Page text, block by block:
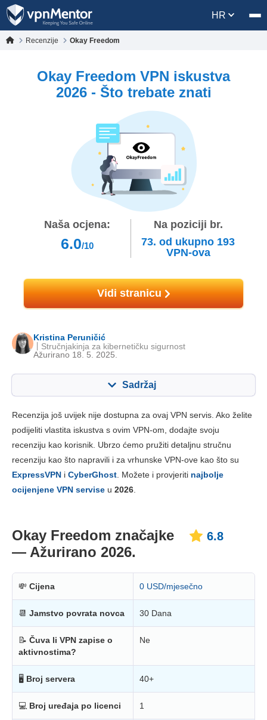
HR
Recenzije Okay Freedom
Okay Freedom VPN iskustva
2026 - Što trebate znati
Naša ocjena:
6.0/10
Na poziciji br.
73. od ukupno 193
VPN-ova
Vidi stranicu
Kristina Peruničić
Ažurirano 18. 5. 2025.
Stručnjakinja za kibernetičku sigurnost
Sadržaj
Ključne značajke 6.8
Instalacija i aplikacije 7.0
Pouzdanost i podrška 7.2
Recenzija još uvijek nije dostupna za ovaj VPN servis. Ako želite
podijeliti vlastita iskustva s ovim VPN-om, dodajte svoju
recenziju kao korisnik. Ubrzo ćemo pružiti detaljnu stručnu
recenziju kao što napravili i za vrhunske VPN-ove kao što su
ExpressVPN i CyberGhost. Možete i provjeriti najbolje
ocijenjene VPN servise u 2026.
Okay Freedom značajke
— Ažurirano 2026.
6.8
💸 Cijena 0 USD/mjesečno
📆 Jamstvo povrata novca 30 Dana
📝 Čuva li VPN zapise o
aktivnostima?
Ne
🖥 Broj servera 40+
💻 Broj uređaja po licenci 1